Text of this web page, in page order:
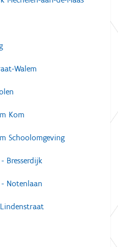
Walem
Kom
Schoolomgeving
Bresserdijk
Notenlaan